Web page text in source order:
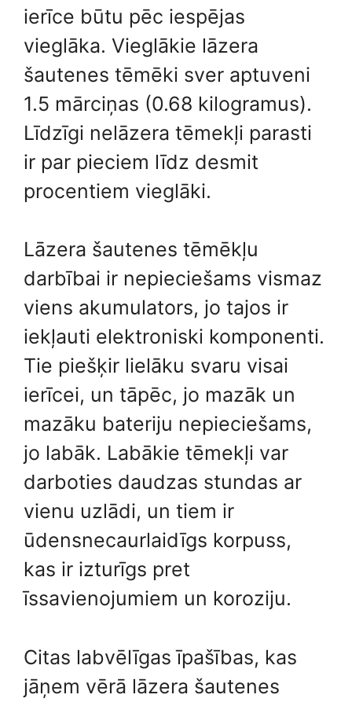
ierīce būtu pēc iespējas
vieglāka. Vieglākie lāzera
šautenes tēmēki sver aptuveni
1.5 mārciņas (0.68 kilogramus).
Līdzīgi nelāzera tēmekļi parasti
ir par pieciem līdz desmit
procentiem vieglāki.
Lāzera šautenes tēmēkļu
darbībai ir nepieciešams vismaz
viens akumulators, jo tajos ir
iekļauti elektroniski komponenti.
Tie piešķir lielāku svaru visai
ierīcei, un tāpēc, jo mazāk un
mazāku bateriju nepieciešams,
jo labāk. Labākie tēmekļi var
darboties daudzas stundas ar
vienu uzlādi, un tiem ir
ūdensnecaurlaidīgs korpuss,
kas ir izturīgs pret
īssavienojumiem un koroziju.
Citas labvēlīgas īpašības, kas
jāņem vērā lāzera šautenes